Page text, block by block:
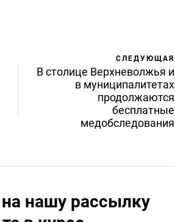
СЛЕДУЮЩАЯ
В столице Верхневолжья и
в муниципалитетах
продолжаются
бесплатные
медобследования
нашу рассылку